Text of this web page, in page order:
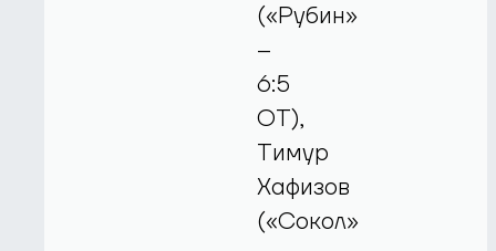
(«Рубин»
–
6:5
ОТ),
Тимур
Хафизов
(«Сокол»